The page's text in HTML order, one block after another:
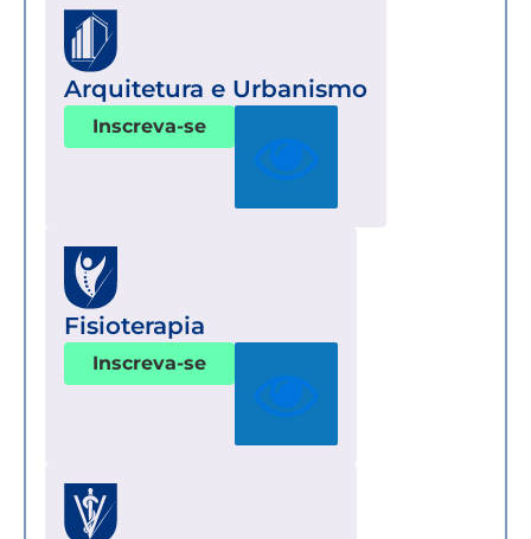
Arquitetura e Urbanismo
Inscreva-se
Fisioterapia
Inscreva-se